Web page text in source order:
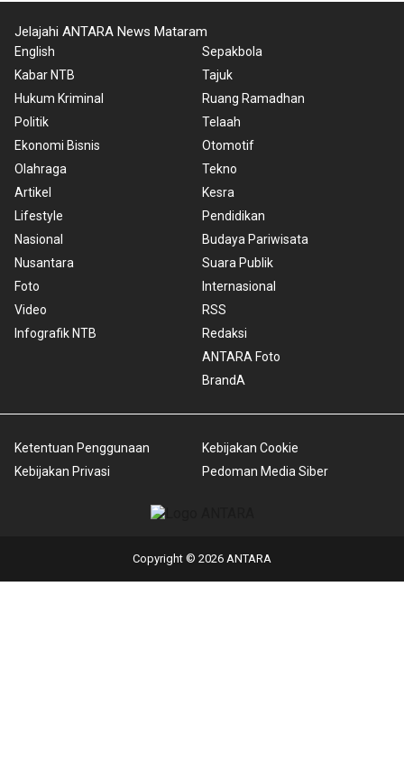
Jelajahi ANTARA News Mataram
English
Kabar NTB
Hukum Kriminal
Politik
Ekonomi Bisnis
Olahraga
Artikel
Lifestyle
Nasional
Nusantara
Foto
Video
Infografik NTB
Sepakbola
Tajuk
Ruang Ramadhan
Telaah
Otomotif
Tekno
Kesra
Pendidikan
Budaya Pariwisata
Suara Publik
Internasional
RSS
Redaksi
ANTARA Foto
BrandA
Ketentuan Penggunaan
Kebijakan Privasi
Kebijakan Cookie
Pedoman Media Siber
Copyright © 2026 ANTARA